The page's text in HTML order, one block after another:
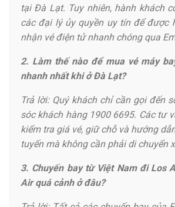
tại Đà Lạt. Tuy nhiên, hành khách
các đại lý ủy quyền uy tín để được
nhận vé điện tử nhanh chóng qua
2. Làm thế nào để mua vé máy
nhanh nhất khi ở Đà Lạt?
Trả lời: Quý khách chỉ cần gọi đến
sóc khách hàng 1900 6695. Các tư
kiểm tra giá vé, giữ chỗ và hướng
tuyến mà không cần phải di chuyển
3. Chuyến bay từ Việt Nam đi Los
Air quá cảnh ở đâu?